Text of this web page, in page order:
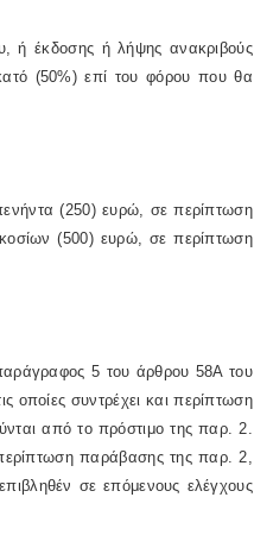
ή έκδοσης ή λήψης ανακριβούς
(50%) επί του φόρου που θα
(250) ευρώ, σε περίπτωση
(500) ευρώ, σε περίπτωση
5 του άρθρου 58Α του
οποίες συντρέχει και περίπτωση
από το πρόστιμο της παρ. 2.
περίπτωση παράβασης της παρ. 2,
σε επόμενους ελέγχους